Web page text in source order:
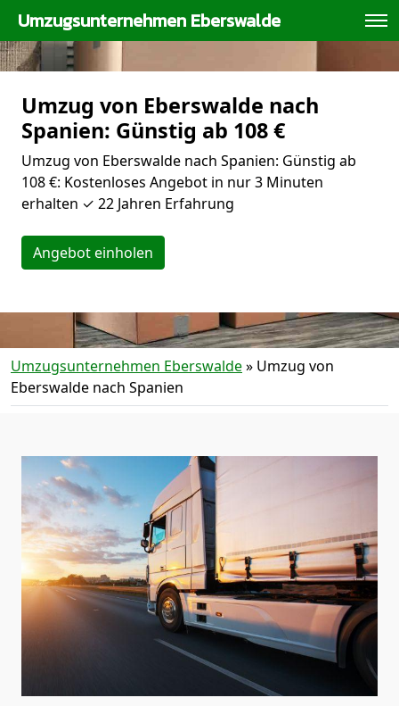
Umzugsunternehmen Eberswalde
Umzug von Eberswalde nach
Spanien: Günstig ab 108 €
Umzug von Eberswalde nach Spanien: Günstig ab
108 €: Kostenloses Angebot in nur 3 Minuten
erhalten ✓ 22 Jahren Erfahrung
Angebot einholen
Umzugsunternehmen Eberswalde» Umzug von
Eberswalde nach Spanien